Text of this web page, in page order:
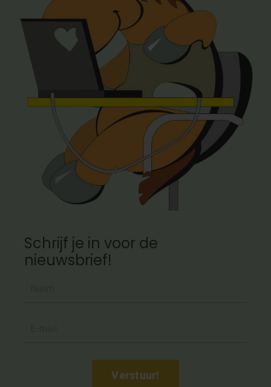
Schrijf je in voor de
nieuwsbrief!
Verstuur!